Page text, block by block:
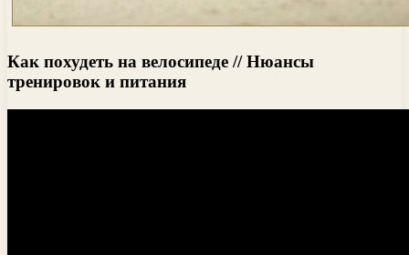
Как похудеть на велосипеде // Нюансы
тренировок и питания